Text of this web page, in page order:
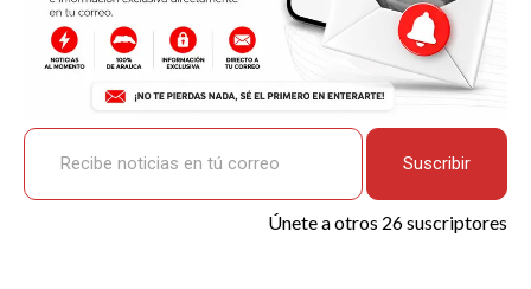
Recibe noticias en tú correo
Suscribir
Únete a otros 26 suscriptores